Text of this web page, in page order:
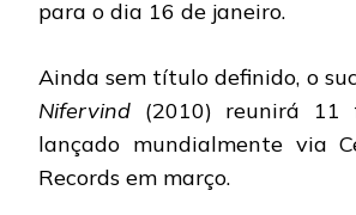
para o dia 16 de janeiro.
Ainda sem título definido, o
Nifervind (2010) reunirá 11
lançado mundialmente via
Records em março.